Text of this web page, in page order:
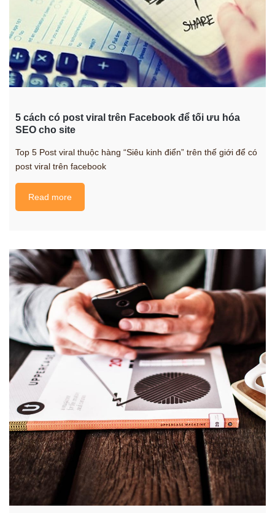
5 cách có post viral trên Facebook để tối ưu hóa
SEO cho site
Top 5 Post viral thuộc hàng “Siêu kinh điển” trên thế giới để có
post viral trên facebook
Read more